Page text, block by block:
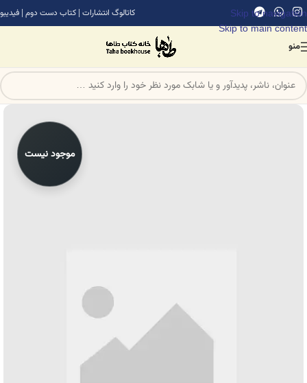
Skip to navigation
Skip to main content
کاتالوگ انتشارات | کتاب دست دوم | فیدیبو
منو
موجود نیست